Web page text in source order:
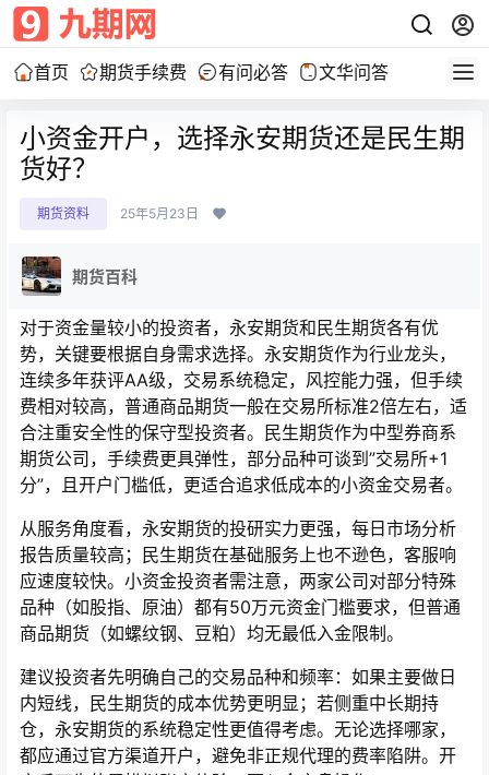
首页 期货手续费 有问必答 文华问答
小资金开户，选择永安期货还是民生期
货好？
期货资料 25年5月23日
期货百科
对于资金量较小的投资者，永安期货和民生期货各有优
势，关键要根据自身需求选择。永安期货作为行业龙头，
连续多年获评AA级，交易系统稳定，风控能力强，但手续
费相对较高，普通商品期货一般在交易所标准2倍左右，适
合注重安全性的保守型投资者。民生期货作为中型券商系
期货公司，手续费更具弹性，部分品种可谈到”交易所+1
分”，且开户门槛低，更适合追求低成本的小资金交易者。
从服务角度看，永安期货的投研实力更强，每日市场分析
报告质量较高；民生期货在基础服务上也不逊色，客服响
应速度较快。小资金投资者需注意，两家公司对部分特殊
品种（如股指、原油）都有50万元资金门槛要求，但普通
商品期货（如螺纹钢、豆粕）均无最低入金限制。
建议投资者先明确自己的交易品种和频率：如果主要做日
内短线，民生期货的成本优势更明显；若侧重中长期持
仓，永安期货的系统稳定性更值得考虑。无论选择哪家，
都应通过官方渠道开户，避免非正规代理的费率陷阱。开